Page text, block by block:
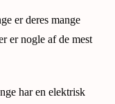
er deres mange
er nogle af de mest
har en elektrisk